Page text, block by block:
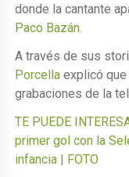
donde la cantante
Paco Bazán.
A través de sus
Porcella explicó que
grabaciones de la
TE PUEDE
primer gol con la
infancia | FOTO